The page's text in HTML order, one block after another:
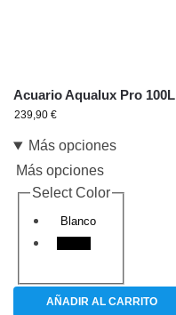
Acuario Aqualux Pro 100L
239,90 €
Más opciones
Más opciones
Select Color
Blanco
AÑADIR AL CARRITO